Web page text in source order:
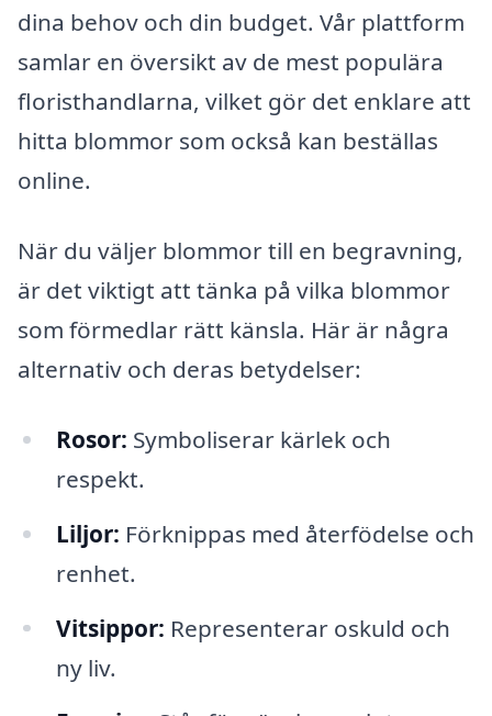
dina behov och din budget. Vår plattform
samlar en översikt av de mest populära
floristhandlarna, vilket gör det enklare att
hitta blommor som också kan beställas
online.
När du väljer blommor till en begravning,
är det viktigt att tänka på vilka blommor
som förmedlar rätt känsla. Här är några
alternativ och deras betydelser:
Rosor: Symboliserar kärlek och
respekt.
Liljor: Förknippas med återfödelse och
renhet.
Vitsippor: Representerar oskuld och
ny liv.